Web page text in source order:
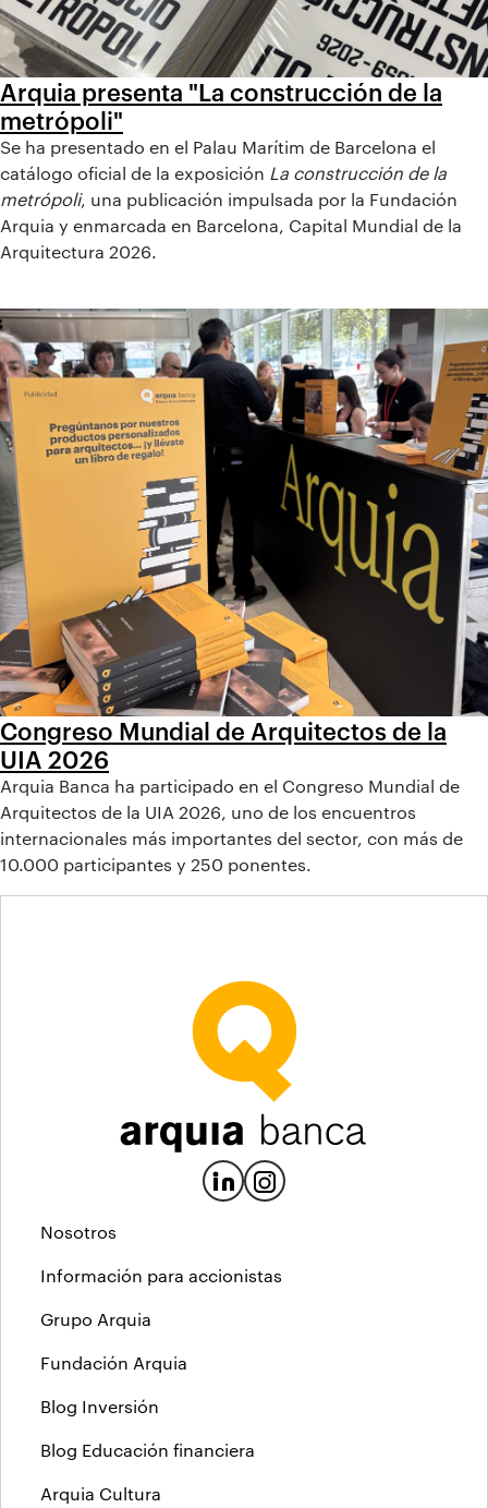
Arquia presenta "La construcción de la
metrópoli"
Se ha presentado en el Palau Marítim de Barcelona el
catálogo oficial de la exposición La construcción de la
metrópoli, una publicación impulsada por la Fundación
Arquia y enmarcada en Barcelona, Capital Mundial de la
Arquitectura 2026.
Congreso Mundial de Arquitectos de la
UIA 2026
Arquia Banca ha participado en el Congreso Mundial de
Arquitectos de la UIA 2026, uno de los encuentros
internacionales más importantes del sector, con más de
10.000 participantes y 250 ponentes.
Nosotros
Información para accionistas
Grupo Arquia
Fundación Arquia
Blog Inversión
Blog Educación financiera
Arquia Cultura